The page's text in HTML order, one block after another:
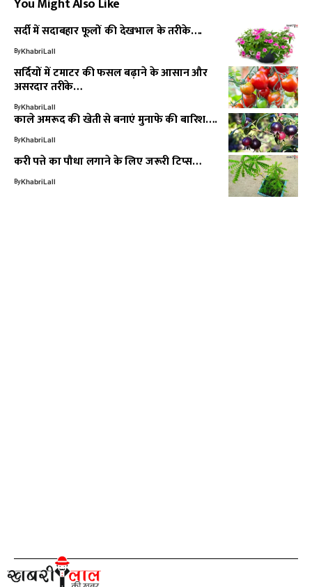
You Might Also Like
सर्दी में सदाबहार फूलों की देखभाल के तरीके….
ByKhabriLall
सर्दियों में टमाटर की फसल बढ़ाने के आसान और
असरदार तरीके…
ByKhabriLall
काले अमरूद की खेती से बनाएं मुनाफे की बारिश….
ByKhabriLall
करी पत्ते का पौधा लगाने के लिए जरूरी टिप्स…
ByKhabriLall